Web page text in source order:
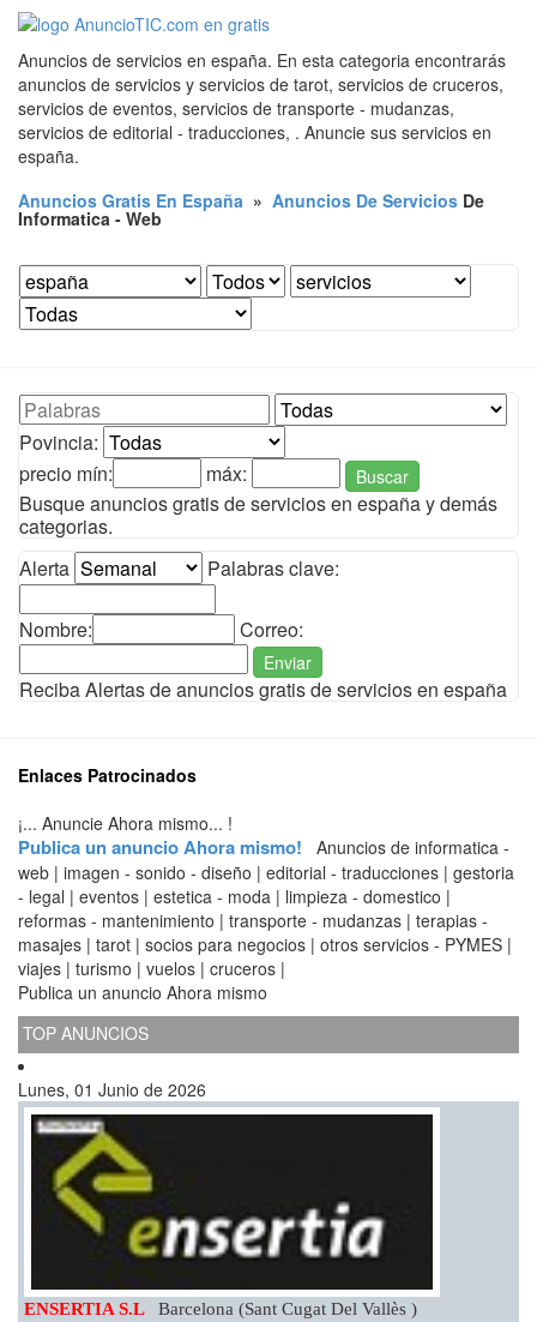
Anuncios de servicios en españa. En esta categoria encontrarás
anuncios de servicios y servicios de tarot, servicios de cruceros,
servicios de eventos, servicios de transporte - mudanzas,
servicios de editorial - traducciones, . Anuncie sus servicios en
españa.
Anuncios Gratis En España » Anuncios De Servicios De
Informatica - Web
Povincia:
precio mín:
máx: Buscar
Busque anuncios gratis de servicios en españa y demás
categorias.
Alerta
Palabras clave:
Nombre: Correo:
Enviar
Reciba Alertas de anuncios gratis de servicios en españa
Enlaces Patrocinados
¡... Anuncie Ahora mismo... !
Publica un anuncio Ahora mismo! Anuncios de informatica -
web | imagen - sonido - diseño | editorial - traducciones | gestoria
- legal | eventos | estetica - moda | limpieza - domestico |
reformas - mantenimiento | transporte - mudanzas | terapias -
masajes | tarot | socios para negocios | otros servicios - PYMES |
viajes | turismo | vuelos | cruceros |
Publica un anuncio Ahora mismo
TOP ANUNCIOS
Lunes, 01 Junio de 2026
ENSERTIA S.L
Barcelona (Sant Cugat Del Vallès )